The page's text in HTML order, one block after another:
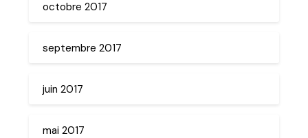
octobre 2017
septembre 2017
juin 2017
mai 2017